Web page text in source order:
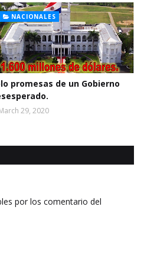
NACIONALES
promesas de un Gobierno
29, 2020
por los comentario del